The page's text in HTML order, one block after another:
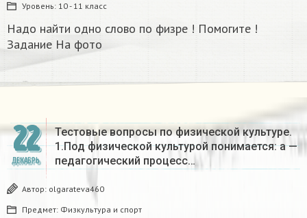
Уровень: 10 - 11 класс
Надо найти одно слово по физре ! Помогите !
Задание На фото
22
ДЕКАБРЬ
Тестовые вопросы по физической культуре.
1.Под физической культурой понимается: а —
педагогический процесс…
Автор: olgarateva460
Предмет: Физкультура и спорт